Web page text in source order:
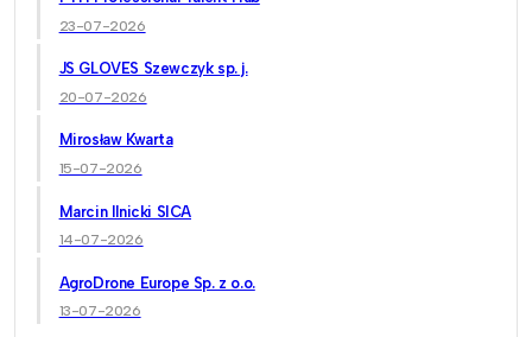
23-07-2026
JS GLOVES Szewczyk sp. j.
20-07-2026
Mirosław Kwarta
15-07-2026
Marcin Ilnicki SICA
14-07-2026
AgroDrone Europe Sp. z o.o.
13-07-2026